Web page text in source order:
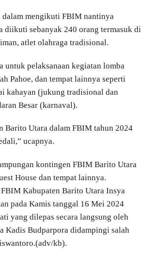
dalam mengikuti FBIM nantinya
diikuti sebanyak 240 orang termasuk di
atlet olahraga tradisional.
untuk pelaksanaan kegiatan lomba
Pahoe, dan tempat lainnya seperti
kahayan (jukung tradisional dan
Besar (karnaval).
Barito Utara dalam FBIM tahun 2024
ucapnya.
kontingen FBIM Barito Utara
House dan tempat lainnya.
Kabupaten Barito Utara Insya
pada Kamis tanggal 16 Mei 2024
yang dilepas secara langsung oleh
Kadis Budparpora didampingi salah
kb).